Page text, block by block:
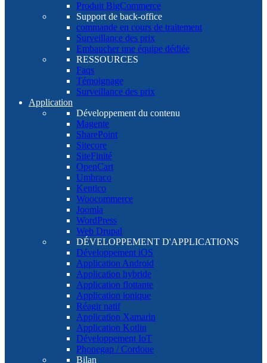
Produit BigCommerce
Support de back-office
commande en cours de traitement
Surveillance des prix
Embaucher une équipe dédiée
RESSOURCES
Faqs
Témoignage
Surveillance des prix
Application
Développement du contenu
Magente
SharePoint
Sitecore
SiteFinité
OpenCart
Umbraco
Kentico
Woocommerce
Joomla
WordPress
Web Drupal
DÉVELOPPEMENT D'APPLICATIONS
Développement iOS
Application Android
Application hybride
Application flottante
Application ionique
Réagir natif
Application Xamarin
Application Kotlin
Développement IoT
Phonegap / Cordoue
Bilan